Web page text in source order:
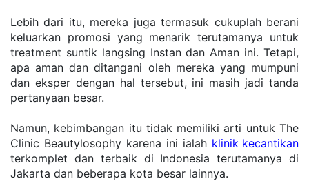
Lebih dari itu, mereka juga termasuk cukuplah berani
keluarkan promosi yang menarik terutamanya untuk
treatment suntik langsing Instan dan Aman ini. Tetapi,
apa aman dan ditangani oleh mereka yang mumpuni
dan eksper dengan hal tersebut, ini masih jadi tanda
pertanyaan besar.
Namun, kebimbangan itu tidak memiliki arti untuk The
Clinic Beautylosophy karena ini ialah klinik kecantikan
terkomplet dan terbaik di Indonesia terutamanya di
Jakarta dan beberapa kota besar lainnya.